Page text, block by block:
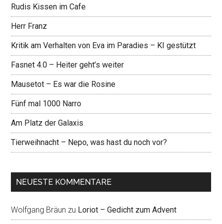
Rudis Kissen im Cafe
Herr Franz
Kritik am Verhalten von Eva im Paradies – KI gestützt
Fasnet 4.0 – Heiter geht’s weiter
Mausetot – Es war die Rosine
Fünf mal 1000 Narro
Am Platz der Galaxis
Tierweihnacht – Nepo, was hast du noch vor?
NEUESTE KOMMENTARE
Wolfgang Bräun zu Loriot – Gedicht zum Advent